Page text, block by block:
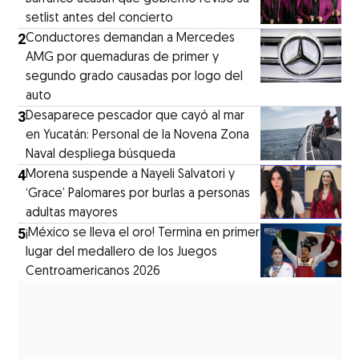
setlist antes del concierto
2Conductores demandan a Mercedes
AMG por quemaduras de primer y
segundo grado causadas por logo del
auto
3Desaparece pescador que cayó al mar
en Yucatán: Personal de la Novena Zona
Naval despliega búsqueda
4Morena suspende a Nayeli Salvatori y
‘Grace’ Palomares por burlas a personas
adultas mayores
5¡México se lleva el oro! Termina en primer
lugar del medallero de los Juegos
Centroamericanos 2026